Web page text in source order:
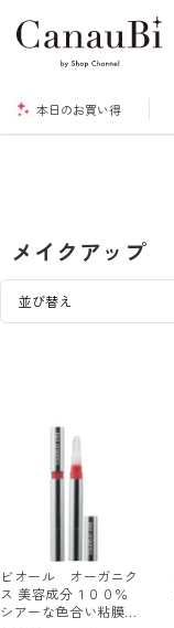
本日のお買い得
メイクアップ
ビオール オーガニク
ス 美容成分１００％
シアーな色合い粘膜グ